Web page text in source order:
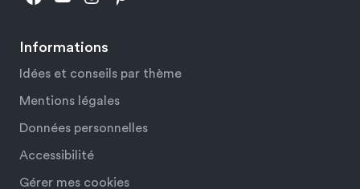
Informations
Idées et conseils par thème
Mentions légales
Données personnelles
Accessibilité
Gérer mes cookies